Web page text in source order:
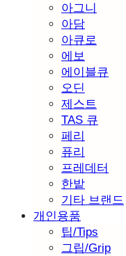
아그니
아담
아큐로
에보
에이블큐
오딘
제스트
TAS 큐
페리
퓨리
프레데터
한밭
기타 브랜드
개인용품
팁/Tips
그립/Grip